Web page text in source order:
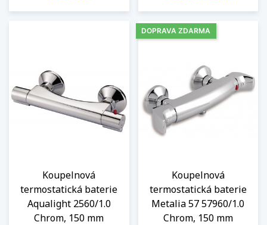
Koupelnová
termostatická baterie
Aqualight 2560/1.0
Chrom, 150 mm
Koupelnová
termostatická baterie
Metalia 57 57960/1.0
Chrom, 150 mm
DOPRAVA ZDARMA